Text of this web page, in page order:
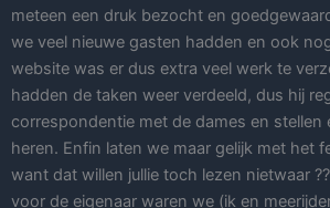
meteen een druk bezocht en
we veel nieuwe gasten hadden en ook
website was er dus extra veel werk te
hadden de taken weer verdeeld, dus hij
correspondentie met de dames en stellen
heren. Enfin laten we maar gelijk met het
want dat willen jullie toch lezen nietwaar
voor de eigenaar waren we (ik en